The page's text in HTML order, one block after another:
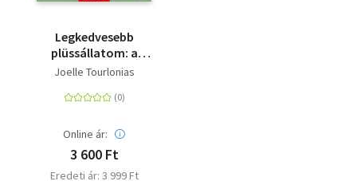
Legkedvesebb
plüssállatom: a
kiskutya
Joelle Tourlonias
Online ár:
3 600 Ft
Eredeti ár: 3 999 Ft